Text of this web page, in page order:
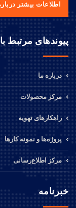
اطلاعات بیشتر
پیوندهای مرتبط
درباره ما
مرکز محصولات
راهکارهای تهویه
پروژه‌ها و نمونه کارها
مرکز اطلاع‌رسانی
خبرنامه